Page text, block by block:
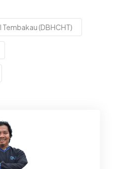
Tembakau (DBHCHT)